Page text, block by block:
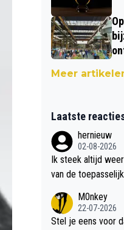
Meer
Laatste
hernieuw
02-08-2026
Ik steek altijd
van de
M0nkey
22-07-2026
Stel je eens voor